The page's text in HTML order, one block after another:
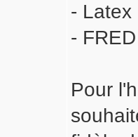
- Latex
-
Pour